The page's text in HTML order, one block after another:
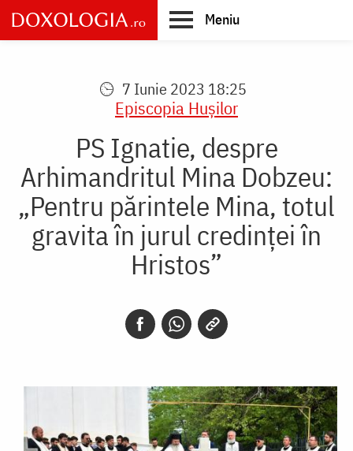
Skip
to
main
Meniu
7 Iunie 2023 18:25
Episcopia Huşilor
PS Ignatie, despre
Arhimandritul Mina Dobzeu:
„Pentru părintele Mina, totul
gravita în jurul credinței în
Hristos”